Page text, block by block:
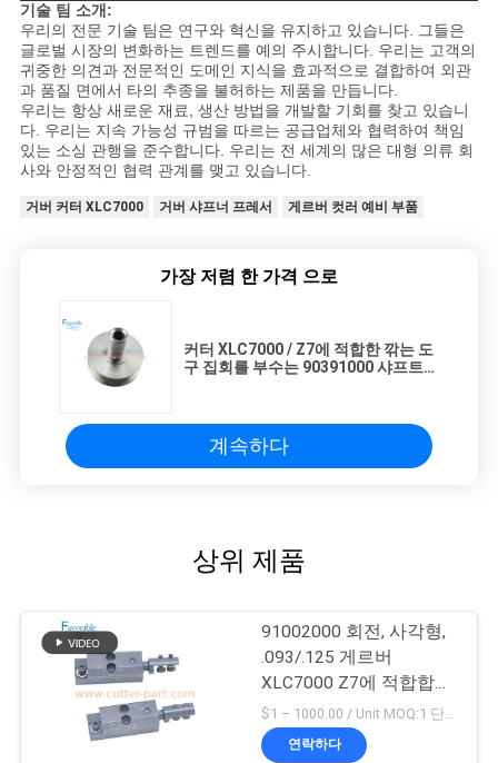
기술 팀 소개:
우리의 전문 기술 팀은 연구와 혁신을 유지하고 있습니다. 그들은
글로벌 시장의 변화하는 트렌드를 예의 주시합니다. 우리는 고객의
귀중한 의견과 전문적인 도메인 지식을 효과적으로 결합하여 외관
과 품질 면에서 타의 추종을 불허하는 제품을 만듭니다.
우리는 항상 새로운 재료, 생산 방법을 개발할 기회를 찾고 있습니
다. 우리는 지속 가능성 규범을 따르는 공급업체와 협력하여 책임
있는 소싱 관행을 준수합니다. 우리는 전 세계의 많은 대형 의류 회
사와 안정적인 협력 관계를 맺고 있습니다.
거버 커터 XLC7000 거버 샤프너 프레서 게르버 컷러 예비 부품
가장 저렴 한 가격 으로
커터 XLC7000 / Z7에 적합한 깎는 도
구 집회를 부수는 90391000 샤프트
계속하다
상위 제품
91002000 회전, 사각형,
.093/.125 게르버
XLC7000 Z7에 적합합니
다
$1 – 1000.00 / Unit MOQ:1 단위/단위 Negociate
연락하다